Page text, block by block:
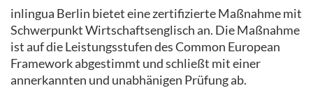
inlingua Berlin bietet eine zertifizierte Maßnahme mit
Schwerpunkt Wirtschaftsenglisch an. Die Maßnahme
ist auf die Leistungsstufen des Common European
Framework abgestimmt und schließt mit einer
annerkannten und unabhänigen Prüfung ab.